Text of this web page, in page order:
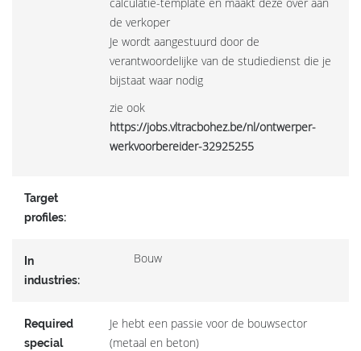
de verkoper
Je wordt aangestuurd door de
verantwoordelijke van de studiedienst die je
bijstaat waar nodig
zie ook
https://jobs.vltracbohez.be/nl/ontwerper-
werkvoorbereider-32925255
Target
profiles:
In
industries:
Bouw
Required
special
Je hebt een passie voor de bouwsector
(metaal en beton)